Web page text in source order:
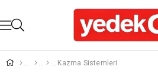
Kazma Sistemleri